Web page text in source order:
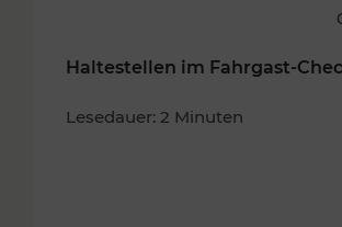
Haltestellen im Fahrgast-
Lesedauer: 2 Minuten